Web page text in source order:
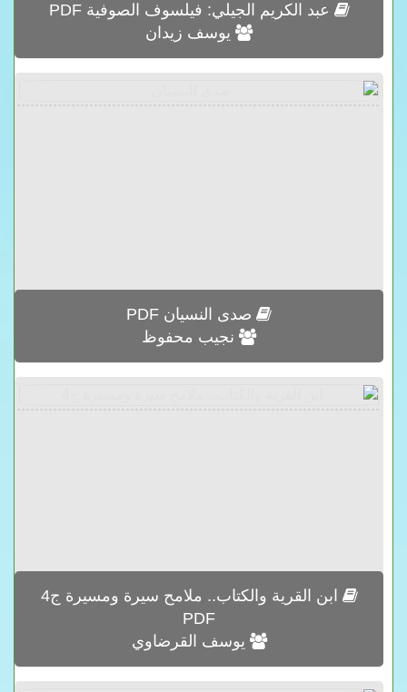
عبد الكريم الجيلي: فيلسوف الصوفية PDF
يوسف زيدان
صدى النسيان PDF
نجيب محفوظ
ابن القرية والكتاب.. ملامح سيرة ومسيرة ج4
PDF
يوسف القرضاوي